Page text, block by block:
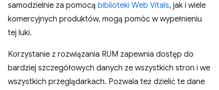
samodzielnie za pomocą biblioteki Web Vitals, jak i wiele
komercyjnych produktów, mogą pomóc w wypełnieniu
tej luki.
Korzystanie z rozwiązania RUM zapewnia dostęp do
bardziej szczegółowych danych ze wszystkich stron i we
wszystkich przeglądarkach. Pozwala też dzielić te dane